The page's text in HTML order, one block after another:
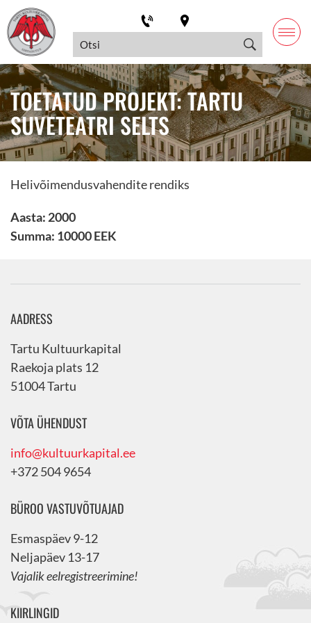
TOETATUD PROJEKT: TARTU
SUVETEATRI SELTS
Helivõimendusvahendite rendiks
Aasta: 2000
Summa: 10000 EEK
AADRESS
Tartu Kultuurkapital
Raekoja plats 12
51004 Tartu
VÕTA ÜHENDUST
info@kultuurkapital.ee
+372 504 9654
BÜROO VASTUVÕTUAJAD
Esmaspäev 9-12
Neljapäev 13-17
Vajalik eelregistreerimine!
KIIRLINGID